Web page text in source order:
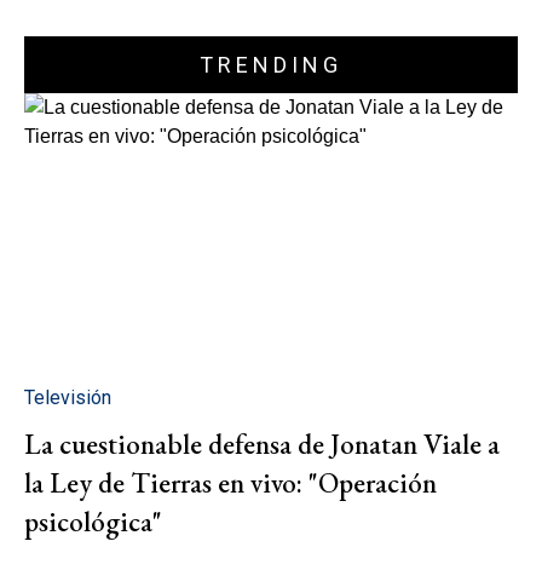
TRENDING
Televisión
La cuestionable defensa de Jonatan Viale a
la Ley de Tierras en vivo: "Operación
psicológica"